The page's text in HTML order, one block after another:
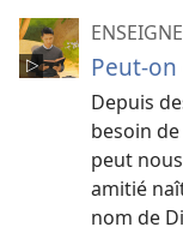
Peut-​on
Depuis
besoin
peut
amitié
nom de